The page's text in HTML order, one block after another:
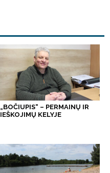
„BOČIUPIS“ – PERMAINŲ IR
IEŠKOJIMŲ KELYJE